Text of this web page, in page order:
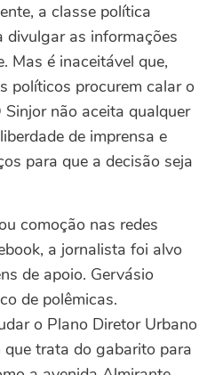
a classe política
divulgar as informações
Mas é inaceitável que,
políticos procurem calar o
não aceita qualquer
de imprensa e
para que a decisão seja
comoção nas redes
a jornalista foi alvo
de apoio. Gervásio
de polêmicas.
o Plano Diretor Urbano
que trata do gabarito para